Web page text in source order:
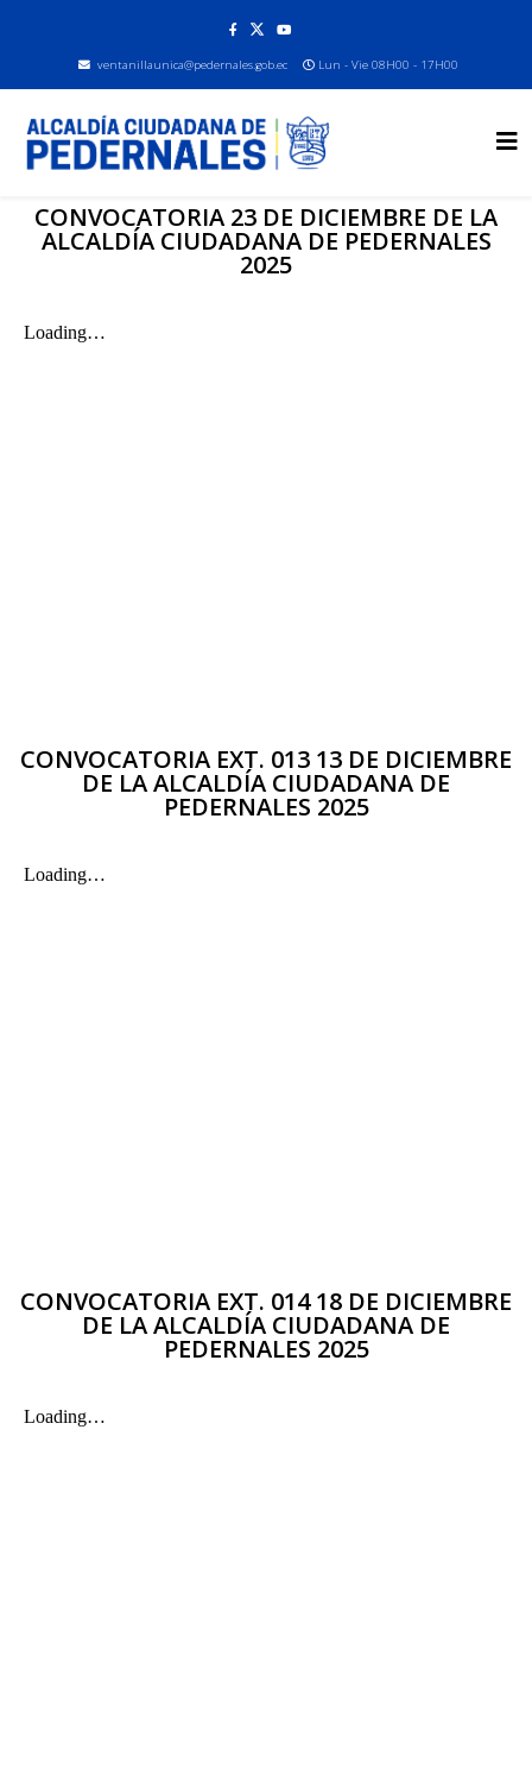
ventanillaunica@pedernales.gob.ec Lun - Vie 08H00 - 17H00
CONVOCATORIA 23 DE DICIEMBRE DE LA
ALCALDÍA CIUDADANA DE PEDERNALES
2025
CONVOCATORIA EXT. 013 13 DE DICIEMBRE
DE LA ALCALDÍA CIUDADANA DE
PEDERNALES 2025
CONVOCATORIA EXT. 014 18 DE DICIEMBRE
DE LA ALCALDÍA CIUDADANA DE
PEDERNALES 2025